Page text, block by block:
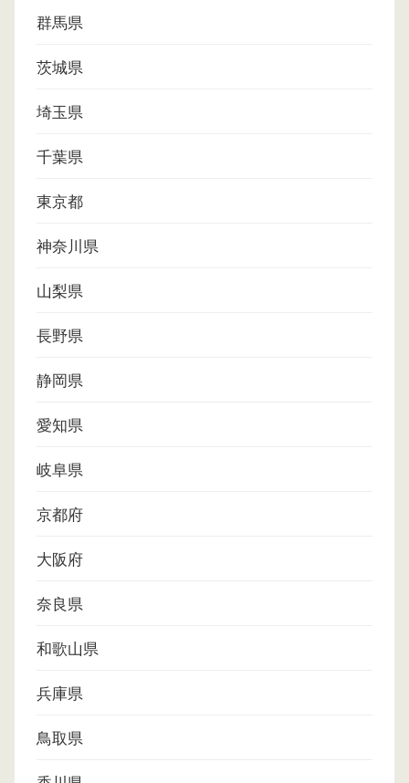
群馬県
茨城県
埼玉県
千葉県
東京都
神奈川県
山梨県
長野県
静岡県
愛知県
岐阜県
京都府
大阪府
奈良県
和歌山県
兵庫県
鳥取県